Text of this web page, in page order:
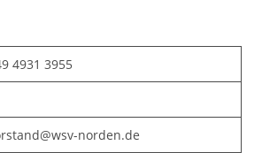
4931 3955
norden.de